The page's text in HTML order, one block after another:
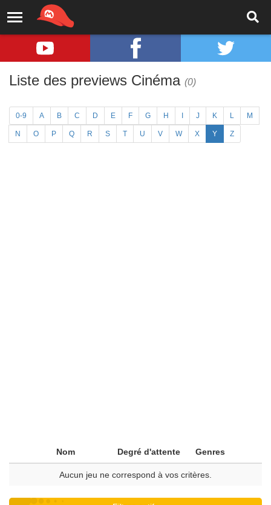
Liste des previews Cinéma (0)
0-9 A B C D E F G H J K L M
N O P Q R S T U V W X Y Z
Nom Degré d'attente Genres
Aucun jeu ne correspond à vos critères.